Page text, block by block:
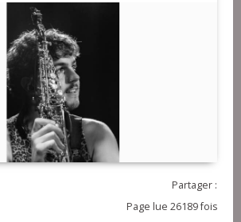
Partager :
Page lue 26189 fois